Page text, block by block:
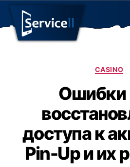
CASINO
Ошибки
доступа к
Pin-Up и их